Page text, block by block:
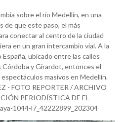
sobre el río Medellín, en una
de que este paso, el más
conectar al centro de la ciudad
en un gran intercambio vial. A la
ubicado entre las calles
Córdoba y Girardot, entonces el
masivos en Medellín.
- FOTO REPORTER / ARCHIVO
PERIODÍSTICA DE EL
1044-l7_42222899_202304